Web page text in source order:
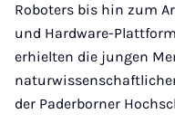
Roboters bis hin zum
und Hardware-
erhielten die jungen
der Paderborner